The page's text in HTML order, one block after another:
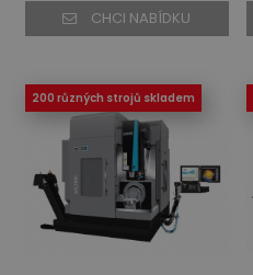
CHCI NABÍDKU
200 různých strojů skladem